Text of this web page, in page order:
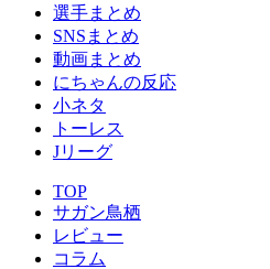
選手まとめ
SNSまとめ
動画まとめ
にちゃんの反応
小ネタ
トーレス
Jリーグ
TOP
サガン鳥栖
レビュー
コラム